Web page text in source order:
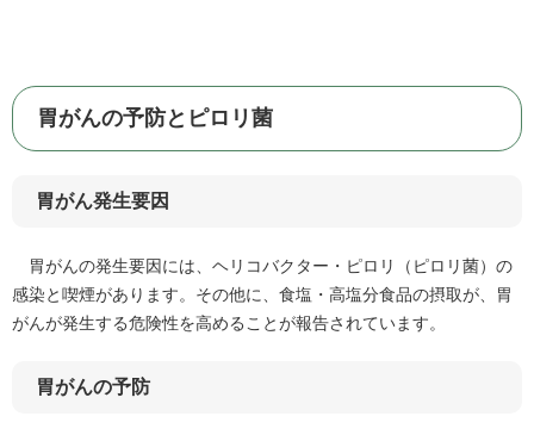
胃がんの予防とピロリ菌
胃がん発生要因
胃がんの発生要因には、ヘリコバクター・ピロリ（ピロリ菌）の
感染と喫煙があります。その他に、食塩・高塩分食品の摂取が、胃
がんが発生する危険性を高めることが報告されています。
胃がんの予防